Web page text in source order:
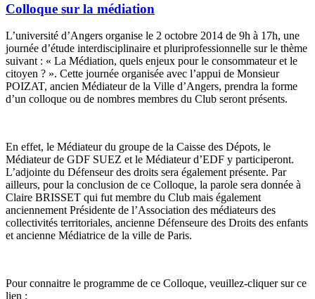
Colloque sur la médiation
L’université d’Angers organise le 2 octobre 2014 de 9h à 17h, une
journée d’étude interdisciplinaire et pluriprofessionnelle sur le thème
suivant : « La Médiation, quels enjeux pour le consommateur et le
citoyen ? ». Cette journée organisée avec l’appui de Monsieur
POIZAT, ancien Médiateur de la Ville d’Angers, prendra la forme
d’un colloque ou de nombres membres du Club seront présents.
En effet, le Médiateur du groupe de la Caisse des Dépots, le
Médiateur de GDF SUEZ et le Médiateur d’EDF y participeront.
L’adjointe du Défenseur des droits sera également présente. Par
ailleurs, pour la conclusion de ce Colloque, la parole sera donnée à
Claire BRISSET qui fut membre du Club mais également
anciennement Présidente de l’Association des médiateurs des
collectivités territoriales, ancienne Défenseure des Droits des enfants
et ancienne Médiatrice de la ville de Paris.
Pour connaitre le programme de ce Colloque, veuillez-cliquer sur ce
lien :